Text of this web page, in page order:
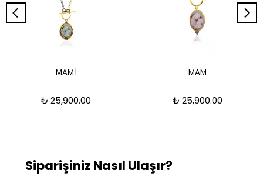
MAMİ
₺ 25,900.00
MAM
₺ 25,900.00
Siparişiniz Nasıl Ulaşır?